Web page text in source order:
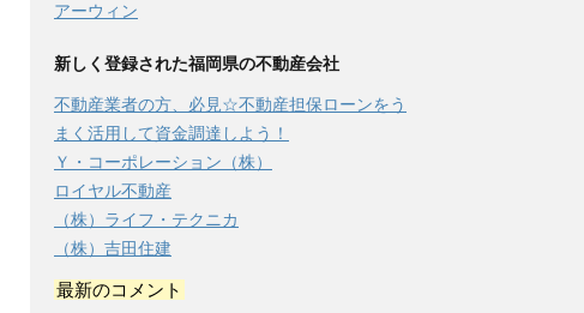
アーウィン
新しく登録された福岡県の不動産会社
不動産業者の方、必見☆不動産担保ローンをう
まく活用して資金調達しよう！
Ｙ・コーポレーション（株）
ロイヤル不動産
（株）ライフ・テクニカ
（株）吉田住建
最新のコメント